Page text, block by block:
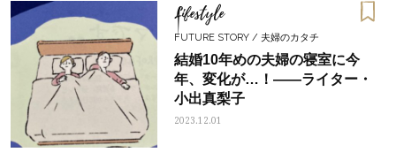
Lifestyle
FUTURE STORY / 夫婦のカタチ
結婚10年めの夫婦の寝室に今
年、変化が…！――ライター・
小出真梨子
2023.12.01